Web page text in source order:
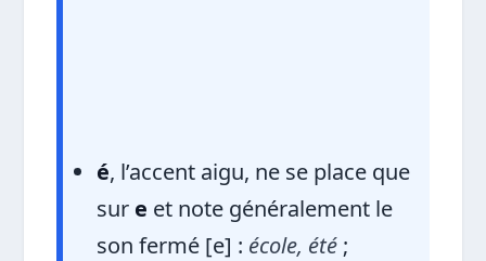
é, l’accent aigu, ne se place que
sur e et note généralement le
son fermé [e] : école, été ;